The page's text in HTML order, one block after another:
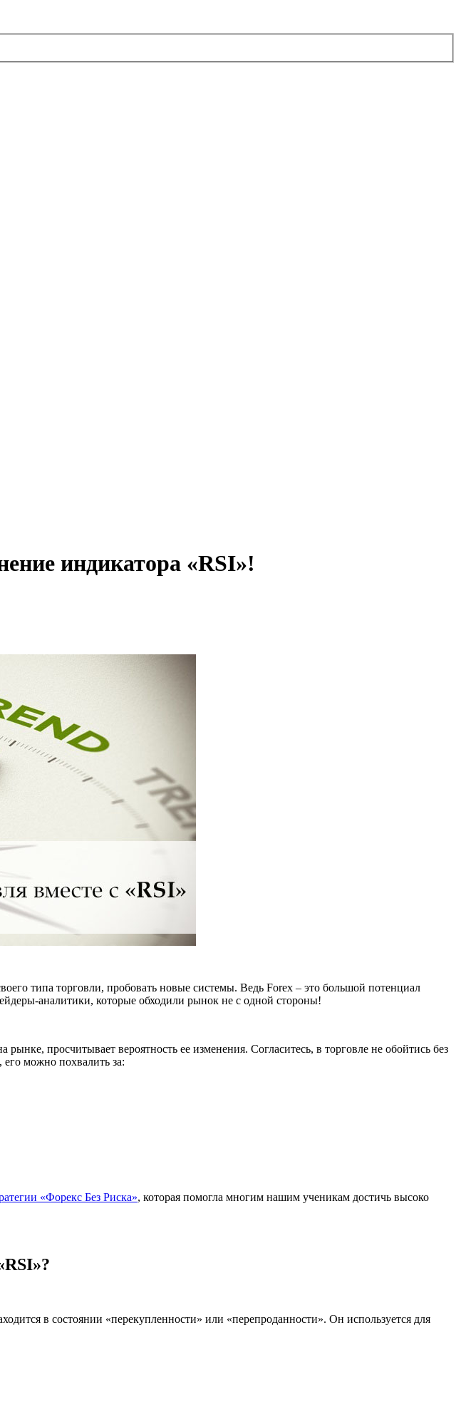
индикатора «RSI»!
типа торговли, пробовать новые системы. Ведь Forex – это большой потенциал
аналитики, которые обходили рынок не с одной стороны!
просчитывает вероятность ее изменения. Согласитесь, в торговле не обойтись без
можно похвалить за:
«Форекс Без Риска», которая помогла многим нашим ученикам достичь высоко
в состоянии «перекупленности» или «перепроданности». Он используется для